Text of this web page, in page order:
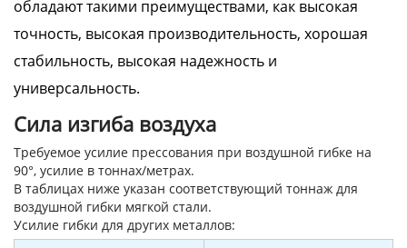
обладают такими преимуществами, как высокая
точность, высокая производительность, хорошая
стабильность, высокая надежность и
универсальность.
Сила изгиба воздуха
Требуемое усилие прессования при воздушной гибке на
90°, усилие в тоннах/метрах.
В таблицах ниже указан соответствующий тоннаж для
воздушной гибки мягкой стали.
Усилие гибки для других металлов: